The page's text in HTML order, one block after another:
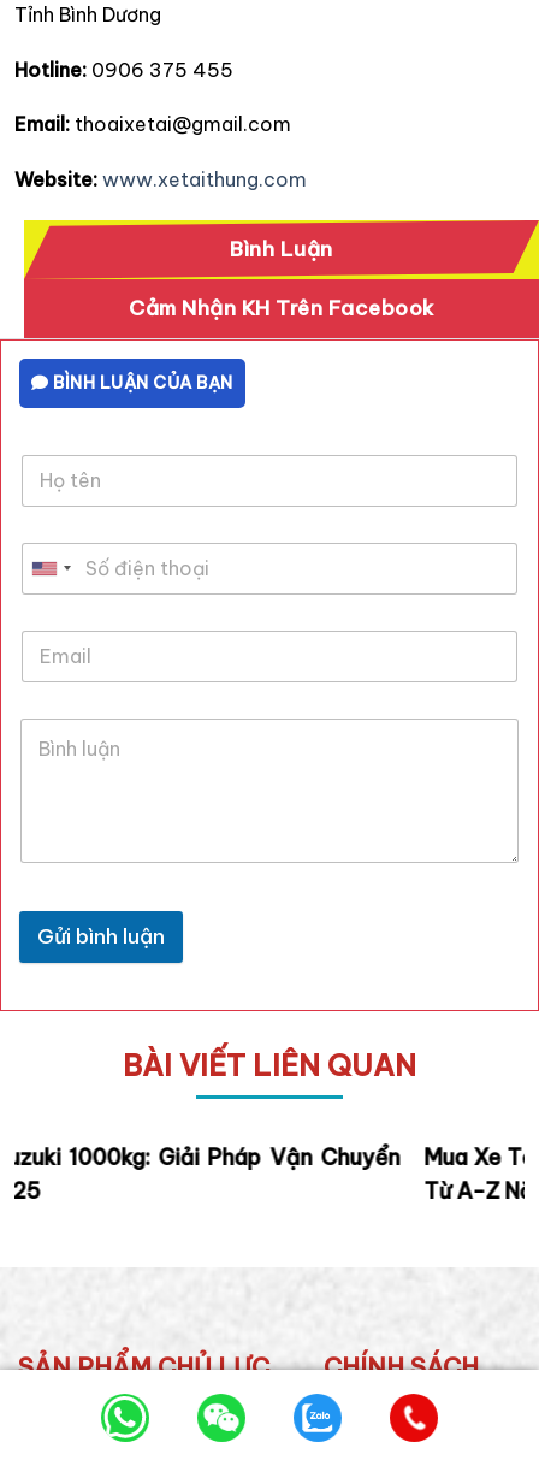
Tỉnh Bình Dương
Hotline: 0906 375 455
Email: thoaixetai@gmail.com
Website: www.xetaithung.com
Bình Luận
Cảm Nhận KH Trên Facebook
BÌNH LUẬN CỦA BẠN
Gửi bình luận
BÀI VIẾT LIÊN QUAN
Mua Xe Tải Tata 1T2 Cũ: Hướng Dẫn Toàn Diện
Từ A-Z Năm 2025
SẢN PHẨM CHỦ LỰC
ĐẦU KÉO FOTON AUMAN
CHÍNH SÁCH
Chính sách bảo mật